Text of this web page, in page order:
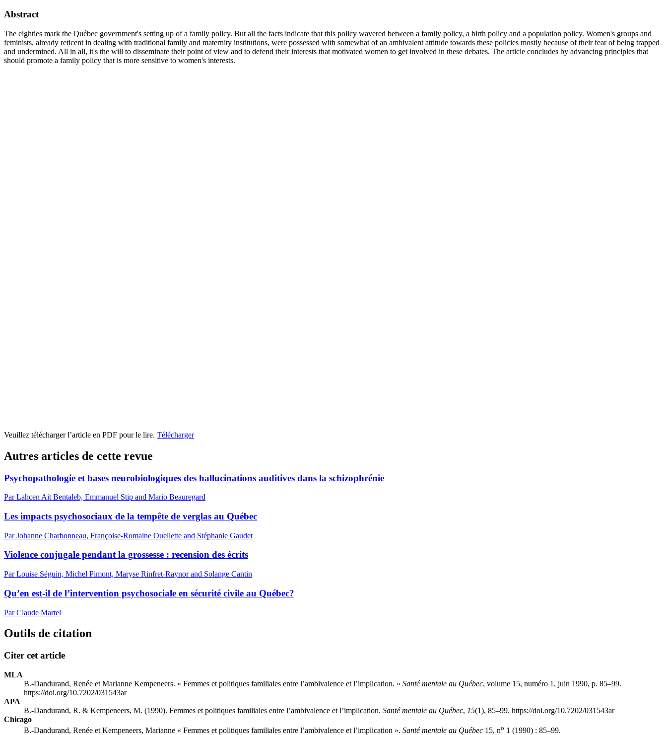
Abstract
The eighties mark the Québec government's setting up of a family policy. But all the facts indicate that this policy wavered between a family policy, a birth policy and a population policy. Women's groups and
feminists, already reticent in dealing with traditional family and maternity institutions, were possessed with somewhat of an ambivalent attitude towards these policies mostly because of their fear of being trapped
and undermined. All in all, it's the will to disseminate their point of view and to defend their interests that motivated women to get involved in these debates. The article concludes by advancing principles that
should promote a family policy that is more sensitive to women's interests.
Veuillez télécharger l’article en PDF pour le lire. Télécharger
Autres articles de cette revue
Psychopathologie et bases neurobiologiques des hallucinations auditives dans la schizophrénie
Par Lahcen Ait Bentaleb, Emmanuel Stip and Mario Beauregard
Les impacts psychosociaux de la tempête de verglas au Québec
Par Johanne Charbonneau, Françoise-Romaine Ouellette and Stéphanie Gaudet
Violence conjugale pendant la grossesse : recension des écrits
Par Louise Séguin, Michel Pimont, Maryse Rinfret-Raynor and Solange Cantin
Qu’en est-il de l’intervention psychosociale en sécurité civile au Québec?
Par Claude Martel
Outils de citation
Citer cet article
MLA
B.-Dandurand, Renée et Marianne Kempeneers. « Femmes et politiques familiales entre l’ambivalence et l’implication. » Santé mentale au Québec, volume 15, numéro 1, juin 1990, p. 85–99.
https://doi.org/10.7202/031543ar
APA
B.-Dandurand, R. & Kempeneers, M. (1990). Femmes et politiques familiales entre l’ambivalence et l’implication. Santé mentale au Québec, 15(1), 85–99. https://doi.org/10.7202/031543ar
Chicago
B.-Dandurand, Renée et Kempeneers, Marianne « Femmes et politiques familiales entre l’ambivalence et l’implication ». Santé mentale au Québec 15, no 1 (1990) : 85–99.